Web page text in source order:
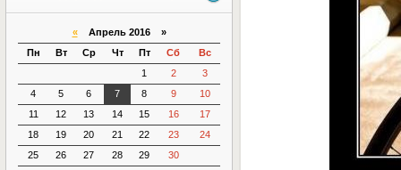
«Апрель 2016 »
Пн
Вт Ср Чт Пт Сб
Вс
1
2
3
4
5 6 7 8 9
10
11
12 13 14 15 16
17
18
19 20 21 22 23
24
25
26 27 28 29 30